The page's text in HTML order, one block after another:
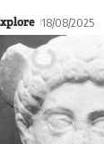
18/08/2025